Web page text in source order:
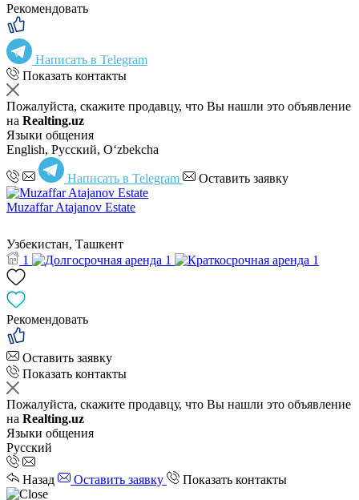
Рекомендовать
Написать в Telegram
Показать контакты
Пожалуйста, скажите продавцу, что Вы нашли это объявление
на Realting.uz
Языки общения
English, Русский, Oʻzbekcha
Написать в Telegram Оставить заявку
Muzaffar Atajanov Estate
Узбекистан, Ташкент
1
1 1
Рекомендовать
Оставить заявку
Показать контакты
Пожалуйста, скажите продавцу, что Вы нашли это объявление
на Realting.uz
Языки общения
Русский
Назад Оставить заявку Показать контакты